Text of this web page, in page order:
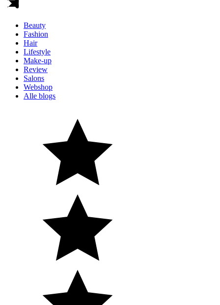
Beauty
Fashion
Hair
Lifestyle
Make-up
Review
Salons
Webshop
Alle blogs